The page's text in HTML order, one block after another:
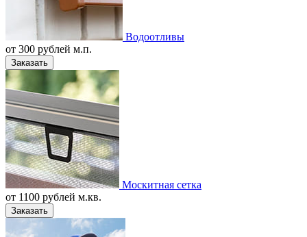
Водоотливы
от 300 рублей м.п.
Заказать
Москитная сетка
от 1100 рублей м.кв.
Заказать